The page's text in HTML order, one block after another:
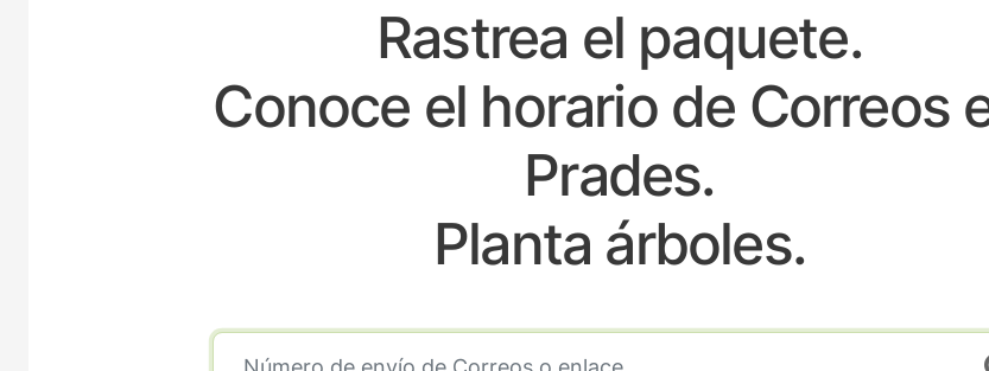
Rastrea el paquete.
Conoce el horario de Correos
Prades.
Planta árboles.